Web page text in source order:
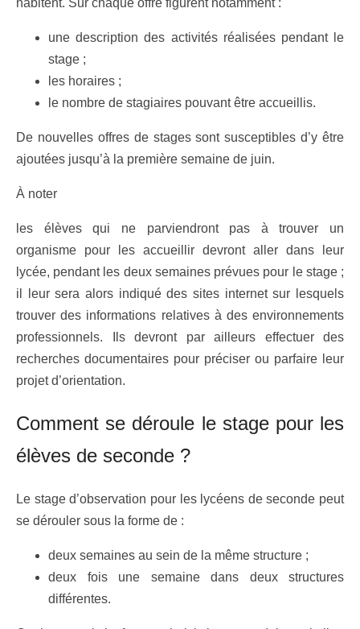
habitent. Sur chaque offre figurent notamment :
une description des activités réalisées pendant le
stage ;
les horaires ;
le nombre de stagiaires pouvant être accueillis.
De nouvelles offres de stages sont susceptibles d’y être
ajoutées jusqu’à la première semaine de juin.
À noter
les élèves qui ne parviendront pas à trouver un
organisme pour les accueillir devront aller dans leur
lycée, pendant les deux semaines prévues pour le stage ;
il leur sera alors indiqué des sites internet sur lesquels
trouver des informations relatives à des environnements
professionnels. Ils devront par ailleurs effectuer des
recherches documentaires pour préciser ou parfaire leur
projet d’orientation.
Comment se déroule le stage pour les
élèves de seconde ?
Le stage d’observation pour les lycéens de seconde peut
se dérouler sous la forme de :
deux semaines au sein de la même structure ;
deux fois une semaine dans deux structures
différentes.